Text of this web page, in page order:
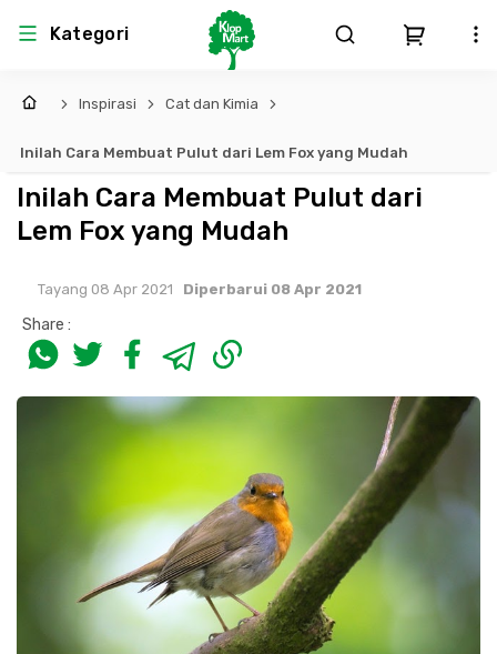
Kategori
Arsitektur
Lem
Dinding
Pintu, Jendela & Perlengkapan
Cat dan Pelapis Dinding
Plafon & Partisi
Sanitari & Aksesorisnya
Aksesoris Dapur
Struktural
Produk K3
Perlengkapan
Bekisting
Besi Beton & Wiremesh
Material Alam
Besi Profil & Plat
Produk Pracetak
MEP
Sistem Elektro
Sistem Penanggulangan Kebakaran
Sistem Pemipaan
Peralatan Elektronik
Peralatan Utama
Sistem Elektrikal
Pompa dan Pipa
Lampu & Listrik
Interior
Landscape
Inspirasi Cat dan Kimia
Inilah Cara Membuat Pulut dari Lem Fox yang Mudah
Inilah Cara Membuat Pulut dari
Lem Fox yang Mudah
Tayang 08 Apr 2021 Diperbarui 08 Apr 2021
Share :